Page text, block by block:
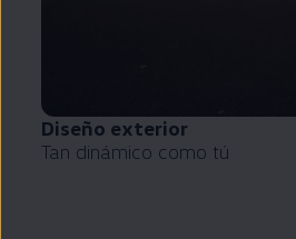
Diseño exterior
Tan dinámico como tú